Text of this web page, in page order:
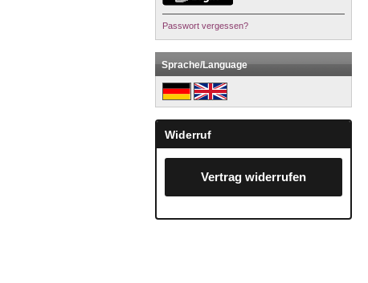
Passwort vergessen?
Sprache/Language
Widerruf
Vertrag widerrufen